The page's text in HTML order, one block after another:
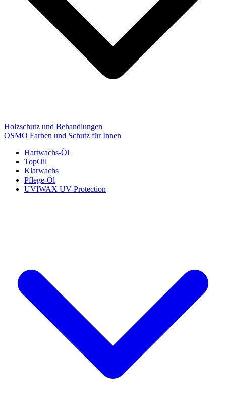
Holzschutz und Behandlungen
OSMO Farben und Schutz für Innen
Hartwachs-Öl
TopOil
Klarwachs
Pflege-Öl
UVIWAX UV-Protection